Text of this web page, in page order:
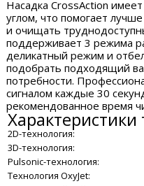
Насадка CrossAction
углом, что помогает
и очищать
поддерживает 3 режима
деликатный режим и
подобрать подходящий
потребности.
сигналом каждые 30
рекомендованное время
Характеристики
2D-технология:
3D-технология:
Pulsonic-технология:
Технология OxyJet: